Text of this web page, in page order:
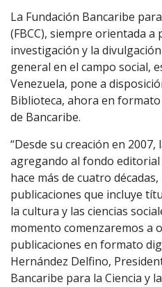
La Fundación Bancaribe
(FBCC), siempre orientada
investigación y la
general en el campo social,
Venezuela, pone a
Biblioteca, ahora en
de Bancaribe.
“Desde su creación en 2007,
agregando al fondo
hace más de cuatro
publicaciones que incluye
la cultura y las ciencias
momento comenzaremos a
publicaciones en formato
Hernández Delfino,
Bancaribe para la Ciencia y